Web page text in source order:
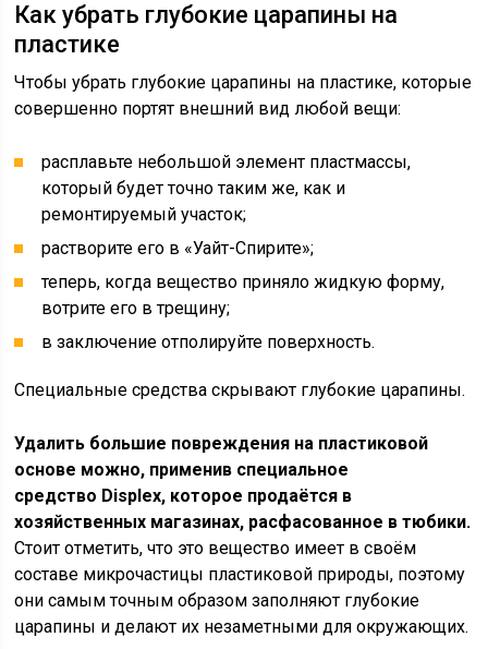
Как убрать глубокие царапины на
пластике
Чтобы убрать глубокие царапины на пластике, которые
совершенно портят внешний вид любой вещи:
расплавьте небольшой элемент пластмассы,
который будет точно таким же, как и
ремонтируемый участок;
растворите его в «Уайт-Спирите»;
теперь, когда вещество приняло жидкую форму,
вотрите его в трещину;
в заключение отполируйте поверхность.
Специальные средства скрывают глубокие царапины.
Удалить большие повреждения на пластиковой
основе можно, применив специальное
средство Displex, которое продаётся в
хозяйственных магазинах, расфасованное в тюбики.
Стоит отметить, что это вещество имеет в своём
составе микрочастицы пластиковой природы, поэтому
они самым точным образом заполняют глубокие
царапины и делают их незаметными для окружающих.